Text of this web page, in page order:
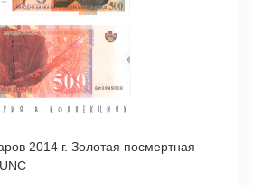
2014 г. Золотая посмертная